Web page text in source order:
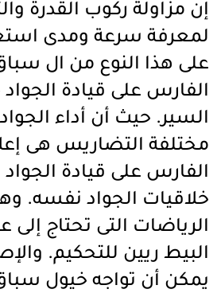
إن مزاولة ركوب القدرة
لمعرفة سرعة ومدى
على هذا النوع من ال
الفارس على قيادة
السير. حيث أن أداء
مختلفة التضاريس هى
الفارس على قيادة
خلاقيات الجواد نفسه.
الرياضات التى تحتاج إلى
البيط ريين للتحكيم.
يمكن أن تواجه خيول